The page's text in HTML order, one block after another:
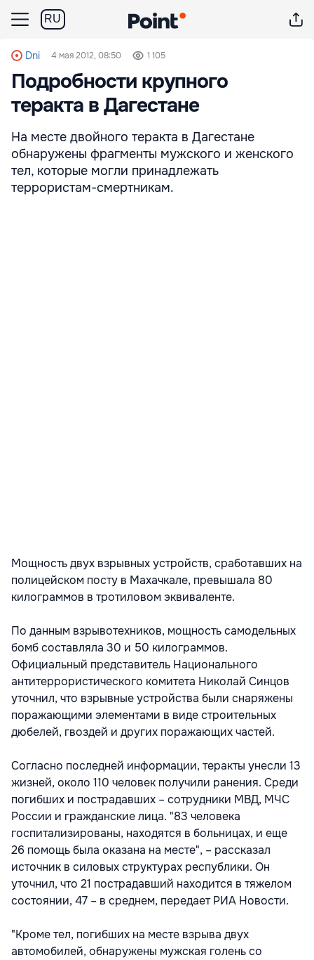
RU
Dni 4 мая 2012, 08:50 1 105
Подробности крупного
теракта в Дагестане
На месте двойного теракта в Дагестане
обнаружены фрагменты мужского и женского
тел, которые могли принадлежать
террористам-смертникам.
Мощность двух взрывных устройств, сработавших на
полицейском посту в Махачкале, превышала 80
килограммов в тротиловом эквиваленте.
По данным взрывотехников, мощность самодельных
бомб составляла 30 и 50 килограммов.
Официальный представитель Национального
антитеррористического комитета Николай Синцов
уточнил, что взрывные устройства были снаряжены
поражающими элементами в виде строительных
дюбелей, гвоздей и других поражающих частей.
Согласно последней информации, теракты унесли 13
жизней, около 110 человек получили ранения. Среди
погибших и пострадавших – сотрудники МВД, МЧС
России и гражданские лица. "83 человека
госпитализированы, находятся в больницах, и еще
26 помощь была оказана на месте", – рассказал
источник в силовых структурах республики. Он
уточнил, что 21 пострадавший находится в тяжелом
состоянии, 47 – в среднем, передает РИА Новости.
"Кроме тел, погибших на месте взрыва двух
автомобилей, обнаружены мужская голень со